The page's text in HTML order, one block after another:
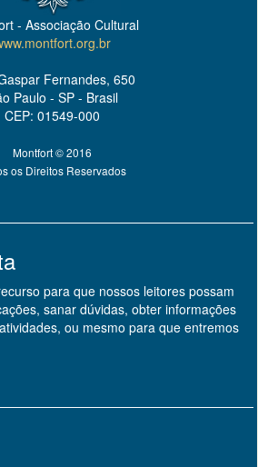
- Associação Cultural
Fernandes, 650
Paulo - SP - Brasil
CEP: 01549-000
Montfort © 2016
os Direitos Reservados
para que nossos leitores possam
sanar dúvidas, obter informações
ou mesmo para que entremos